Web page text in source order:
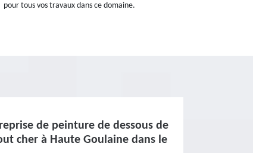
pour tous vos travaux dans ce domaine.
de peinture de dessous de
cher à Haute Goulaine dans le